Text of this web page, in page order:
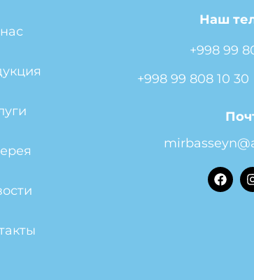
Наш
+998 99
+998 99 808 10 30